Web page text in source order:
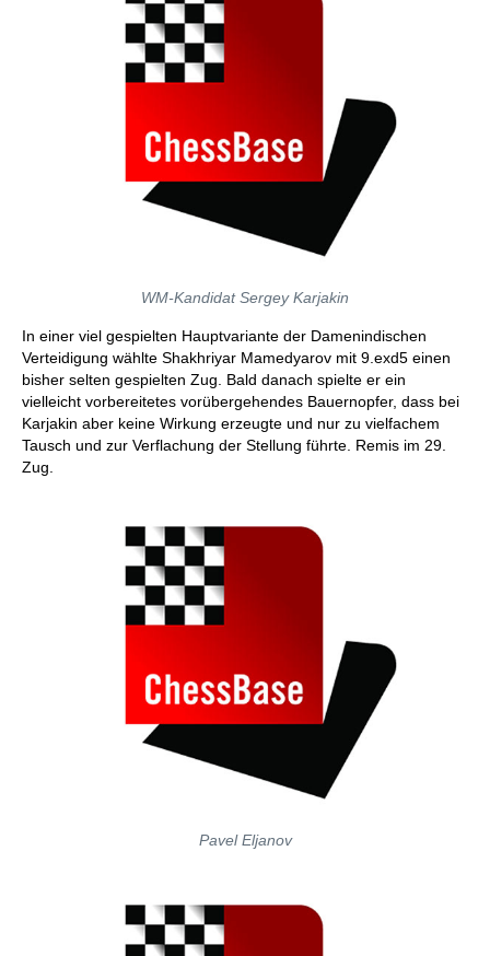
WM-Kandidat Sergey Karjakin
In einer viel gespielten Hauptvariante der Damenindischen
Verteidigung wählte Shakhriyar Mamedyarov mit 9.exd5 einen
bisher selten gespielten Zug. Bald danach spielte er ein
vielleicht vorbereitetes vorübergehendes Bauernopfer, dass bei
Karjakin aber keine Wirkung erzeugte und nur zu vielfachem
Tausch und zur Verflachung der Stellung führte. Remis im 29.
Zug.
Pavel Eljanov